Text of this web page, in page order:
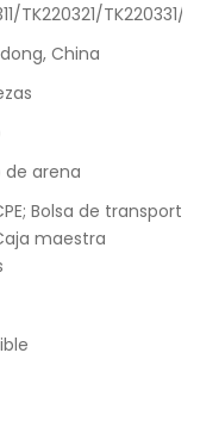
TK220321/TK220331/
China
de arena
Bolsa de
maestra